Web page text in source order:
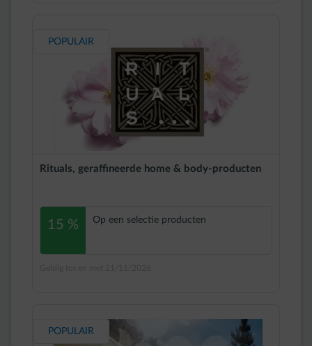
POPULAIR
Rituals, geraffineerde home & body-producten
15 % Op een selectie producten
POPULAIR